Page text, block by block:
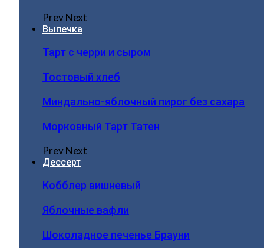
PrevNext
Выпечка
Тарт с черри и сыром
Тостовый хлеб
Миндально-яблочный пирог без сахара
Морковный Тарт Татен
PrevNext
Дессерт
Кобблер вишневый
Яблочные вафли
Шоколадное печенье Брауни